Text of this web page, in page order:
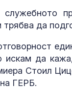
служебното
трябва да
искам да
Стоил
ГЕРБ.